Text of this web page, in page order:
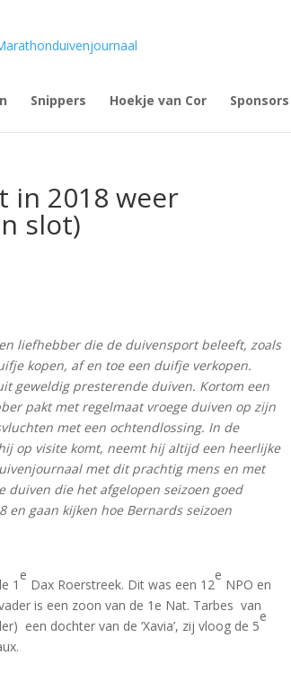
Snippers Hoekje van Cor Sponsors
in 2018 weer
slot)
liefhebber die de duivensport beleeft, zoals
kopen, af en toe een duifje verkopen.
geweldig presterende duiven. Kortom een
pakt met regelmaat vroege duiven op zijn
met een ochtendlossing. In de
op visite komt, neemt hij altijd een heerlijke
met dit prachtig mens en met
duiven die het afgelopen seizoen goed
en gaan kijken hoe Bernards seizoen
1
e
Dax Roerstreek. Dit was een 12
e
NPO en
is een zoon van de 1e Nat. Tarbes van
een dochter van de ‘Xavia’, zij vloog de 5
e